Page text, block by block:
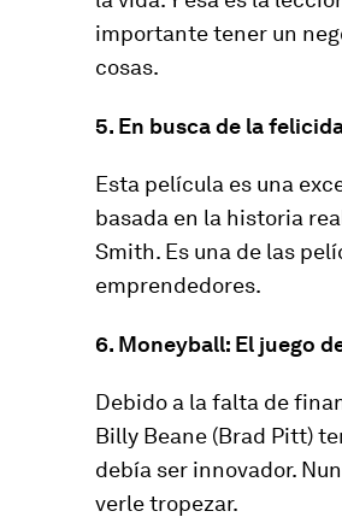
importante tener un
cosas.
5. En busca de la
Esta película es una
basada en la historia
Smith. Es una de las
emprendedores.
6. Moneyball: El juego
Debido a la falta de
Billy Beane (Brad Pitt)
debía ser innovador.
verle tropezar.